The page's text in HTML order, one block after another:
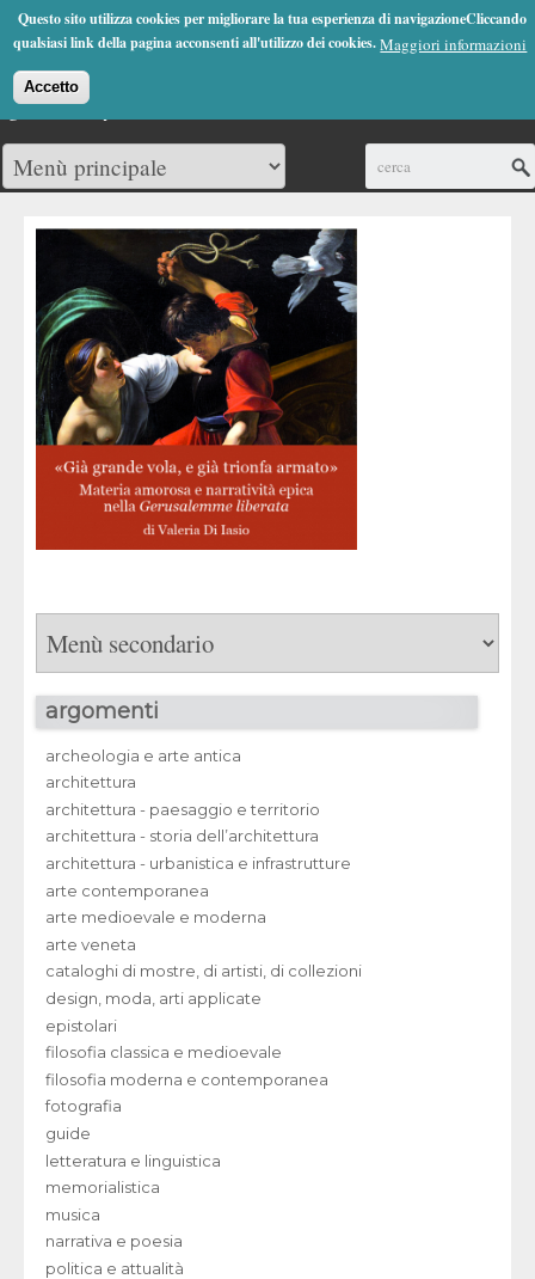
Questo sito utilizza cookies per migliorare la tua esperienza di navigazioneCliccando
qualsiasi link della pagina acconsenti all'utilizzo dei cookies.Maggiori informazioni
Accetto
Jump to Navigation
(0)
argomenti
archeologia e arte antica
architettura
architettura - paesaggio e territorio
architettura - storia dell’architettura
architettura - urbanistica e infrastrutture
arte contemporanea
arte medioevale e moderna
arte veneta
cataloghi di mostre, di artisti, di collezioni
design, moda, arti applicate
epistolari
filosofia classica e medioevale
filosofia moderna e contemporanea
fotografia
guide
letteratura e linguistica
memorialistica
musica
narrativa e poesia
politica e attualità